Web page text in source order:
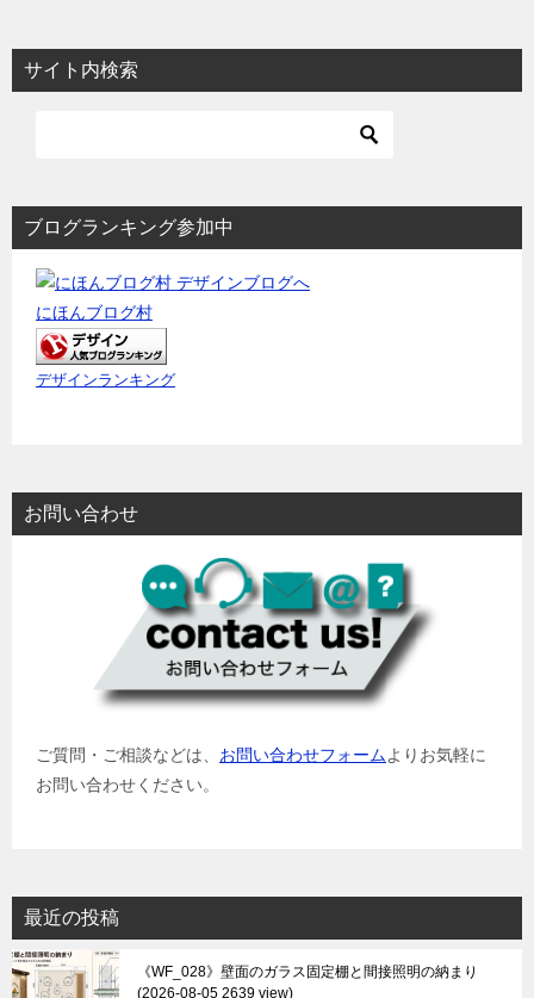
サイト内検索
ブログランキング参加中
にほんブログ村
デザインランキング
お問い合わせ
ご質問・ご相談などは、 お問い合わせフォームよりお気軽に
お問い合わせください。
最近の投稿
《WF_028》壁面のガラス固定棚と間接照明の納まり
2026-08-05 2639 view